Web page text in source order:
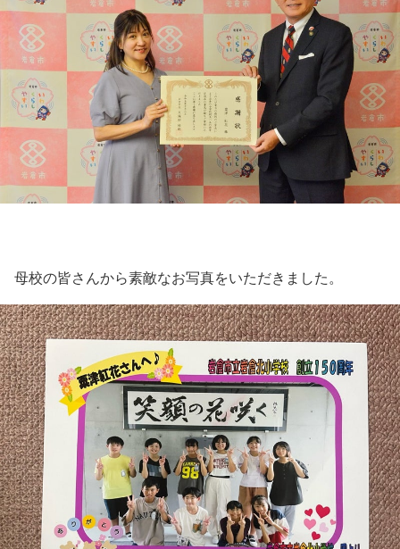
母校の皆さんから素敵なお写真をいただきました。